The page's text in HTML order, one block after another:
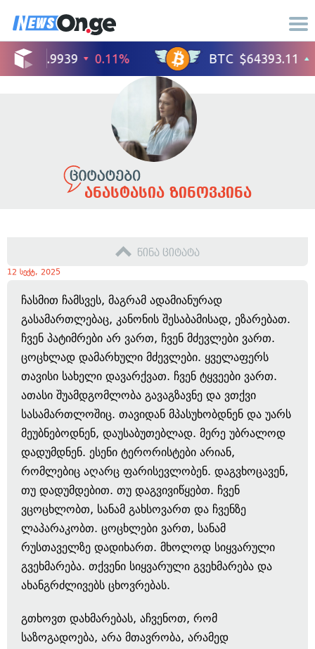
ანასტასია ზინოვკინა
წინა ციტატა
12 სექტ, 2025
ჩასმით ჩამსვეს, მაგრამ ადამიანურად
გასამართლებაც, კანონის შესაბამისად, ეზარებათ.
ჩვენ პატიმრები არ ვართ, ჩვენ მძევლები ვართ.
ცოცხლად დამარხული მძევლები. ყველაფერს
თავისი სახელი დავარქვათ. ჩვენ ტყვეები ვართ.
ათასი შუამდგომლობა გავაგზავნე და ვთქვი
სასამართლოშიც. თავიდან მპასუხობდნენ და უარს
მეუბნებოდნენ, დაუსაბუთებლად. მერე უბრალოდ
დადუმდნენ. ესენი ტერორისტები არიან,
რომლებიც აღარც ფარისევლობენ. დაგვხოცავენ,
თუ დადუმდებით. თუ დაგვივიწყებთ. ჩვენ
ვცოცხლობთ, სანამ გახსოვართ და ჩვენზე
ლაპარაკობთ. ცოცხლები ვართ, სანამ
რუსთაველზე დადიხართ. მხოლოდ სიყვარული
გვეხმარება. თქვენი სიყვარული გვეხმარება და
ახანგრძლივებს ცხოვრებას.
გთხოვთ დახმარებას, აჩვენოთ, რომ
საზოგადოება, არა მთავრობა, არამედ